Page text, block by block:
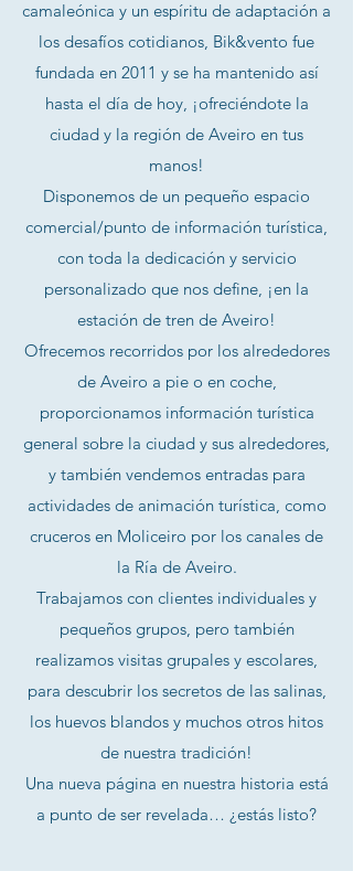
camaleónica y un espíritu de adaptación a
los desafíos cotidianos, Bik&vento fue
fundada en 2011 y se ha mantenido así
hasta el día de hoy, ¡ofreciéndote la
ciudad y la región de Aveiro en tus
manos!
Disponemos de un pequeño espacio
comercial/punto de información turística,
con toda la dedicación y servicio
personalizado que nos define, ¡en la
estación de tren de Aveiro!
Ofrecemos recorridos por los alrededores
de Aveiro a pie o en coche,
proporcionamos información turística
general sobre la ciudad y sus alrededores,
y también vendemos entradas para
actividades de animación turística, como
cruceros en Moliceiro por los canales de
la Ría de Aveiro.
Trabajamos con clientes individuales y
pequeños grupos, pero también
realizamos visitas grupales y escolares,
para descubrir los secretos de las salinas,
los huevos blandos y muchos otros hitos
de nuestra tradición!
Una nueva página en nuestra historia está
a punto de ser revelada… ¿estás listo?